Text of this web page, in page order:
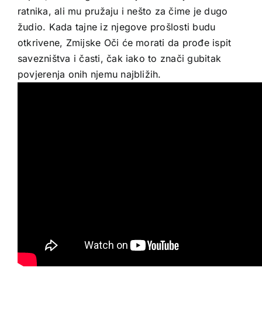
ratnika, ali mu pružaju i nešto za čime je dugo
žudio. Kada tajne iz njegove prošlosti budu
otkrivene, Zmijske Oči će morati da prođe ispit
savezništva i časti, čak iako to znači gubitak
povjerenja onih njemu najbližih.